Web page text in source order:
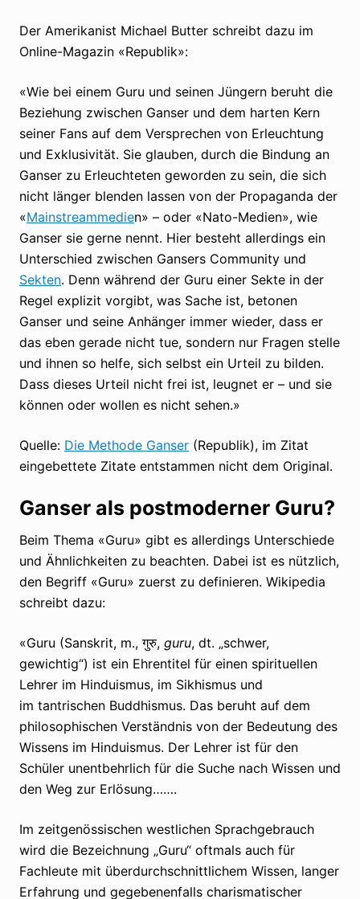
Der Amerikanist Michael Butter schreibt dazu im
Online-Magazin «Republik»:
«Wie bei einem Guru und seinen Jüngern beruht die
Beziehung zwischen Ganser und dem harten Kern
seiner Fans auf dem Versprechen von Erleuchtung
und Exklusivität. Sie glauben, durch die Bindung an
Ganser zu Erleuchteten geworden zu sein, die sich
nicht länger blenden lassen von der Propaganda der
«Mainstream­medien» – oder «Nato-Medien», wie
Ganser sie gerne nennt. Hier besteht allerdings ein
Unterschied zwischen Gansers Community und
Sekten. Denn während der Guru einer Sekte in der
Regel explizit vorgibt, was Sache ist, betonen
Ganser und seine Anhänger immer wieder, dass er
das eben gerade nicht tue, sondern nur Fragen stelle
und ihnen so helfe, sich selbst ein Urteil zu bilden.
Dass dieses Urteil nicht frei ist, leugnet er – und sie
können oder wollen es nicht sehen.»
Quelle: Die Methode Ganser (Republik), im Zitat
eingebettete Zitate entstammen nicht dem Original.
Ganser als postmoderner Guru?
Beim Thema «Guru» gibt es allerdings Unterschiede
und Ähnlichkeiten zu beachten. Dabei ist es nützlich,
den Begriff «Guru» zuerst zu definieren. Wikipedia
schreibt dazu:
«Guru (Sanskrit, m., गुरु, guru, dt. „schwer,
gewichtig“) ist ein Ehrentitel für einen spirituellen
Lehrer im Hinduismus, im Sikhismus und
im tantrischen Buddhismus. Das beruht auf dem
philosophischen Verständnis von der Bedeutung des
Wissens im Hinduismus. Der Lehrer ist für den
Schüler unentbehrlich für die Suche nach Wissen und
den Weg zur Erlösung…….
Im zeitgenössischen westlichen Sprachgebrauch
wird die Bezeichnung „Guru“ oftmals auch für
Fachleute mit überdurchschnittlichem Wissen, langer
Erfahrung und gegebenenfalls charismatischer